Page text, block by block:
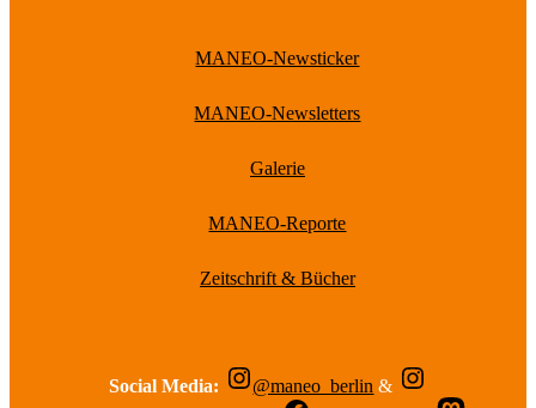
MANEO-Newsticker
MANEO-Newsletters
Galerie
MANEO-Reporte
Zeitschrift & Bücher
Social Media: @maneo_berlin &